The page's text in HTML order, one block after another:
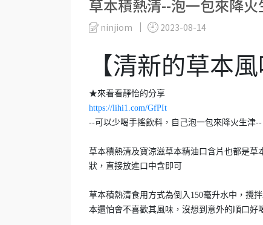
草本積熱清--泡一包來降火
ninjiom 2023-08-14
【清新的草本風
★來看看靜怡的分享
https://lihi1.com/GfPIt
--可以少喝手搖飲料，自己泡一包來降火生津--
草本積熱清及寶涼滋草本精油口含片也都是
狀，直接放進口中含即可
草本積熱清食用方式為倒入150毫升水中，攪
本還怕會不喜歡其風味，沒想到意外的順口好